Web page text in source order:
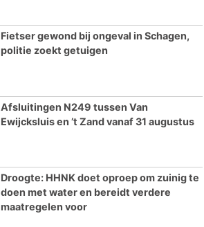
Fietser gewond bij ongeval in Schagen,
politie zoekt getuigen
Afsluitingen N249 tussen Van
Ewijcksluis en ’t Zand vanaf 31 augustus
Droogte: HHNK doet oproep om zuinig te
doen met water en bereidt verdere
maatregelen voor